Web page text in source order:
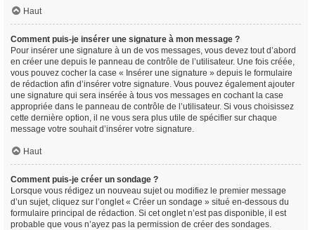
Haut
Comment puis-je insérer une signature à mon message ?
Pour insérer une signature à un de vos messages, vous devez tout d’abord
en créer une depuis le panneau de contrôle de l’utilisateur. Une fois créée,
vous pouvez cocher la case « Insérer une signature » depuis le formulaire
de rédaction afin d’insérer votre signature. Vous pouvez également ajouter
une signature qui sera insérée à tous vos messages en cochant la case
appropriée dans le panneau de contrôle de l’utilisateur. Si vous choisissez
cette dernière option, il ne vous sera plus utile de spécifier sur chaque
message votre souhait d’insérer votre signature.
Haut
Comment puis-je créer un sondage ?
Lorsque vous rédigez un nouveau sujet ou modifiez le premier message
d’un sujet, cliquez sur l’onglet « Créer un sondage » situé en-dessous du
formulaire principal de rédaction. Si cet onglet n’est pas disponible, il est
probable que vous n’ayez pas la permission de créer des sondages.